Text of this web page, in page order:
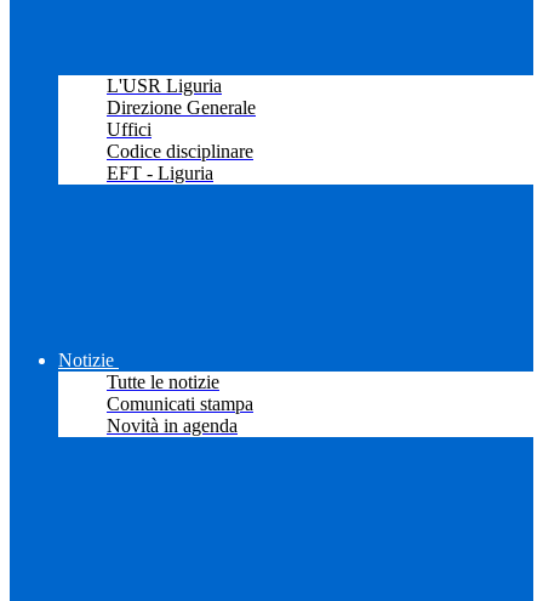
L'USR Liguria
Direzione Generale
Uffici
Codice disciplinare
EFT - Liguria
Notizie
Tutte le notizie
Comunicati stampa
Novità in agenda